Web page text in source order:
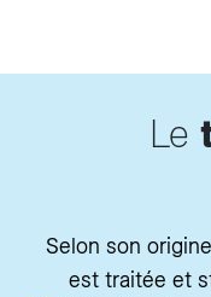
Le
Selon son
est traitée et